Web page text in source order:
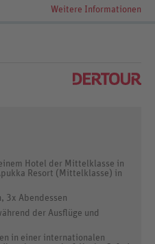
Weitere Informationen
Hotel der Mittelklasse in
Resort (Mittelklasse) in
3x Abendessen
der Ausflüge und
in einer internationalen